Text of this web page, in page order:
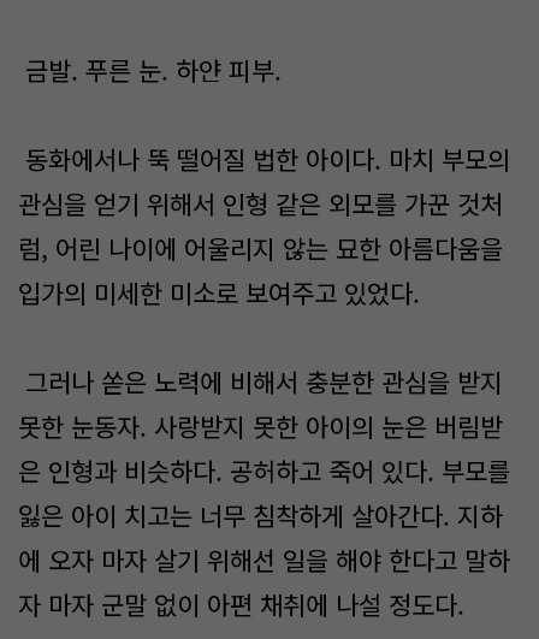
금발. 푸른 눈. 하얀 피부.
동화에서나 뚝 떨어질 법한 아이다. 마치 부모의
관심을 얻기 위해서 인형 같은 외모를 가꾼 것처
럼, 어린 나이에 어울리지 않는 묘한 아름다움을
입가의 미세한 미소로 보여주고 있었다.
그러나 쏟은 노력에 비해서 충분한 관심을 받지
못한 눈동자. 사랑받지 못한 아이의 눈은 버림받
은 인형과 비슷하다. 공허하고 죽어 있다. 부모를
잃은 아이 치고는 너무 침착하게 살아간다. 지하
에 오자 마자 살기 위해선 일을 해야 한다고 말하
자 마자 군말 없이 아편 채취에 나설 정도다.